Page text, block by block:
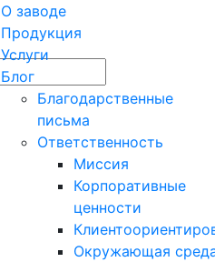
О заводе
Продукция
Услуги
Блог
Благодарственные
письма
Ответственность
Миссия
Корпоративные
ценности
Окружающая